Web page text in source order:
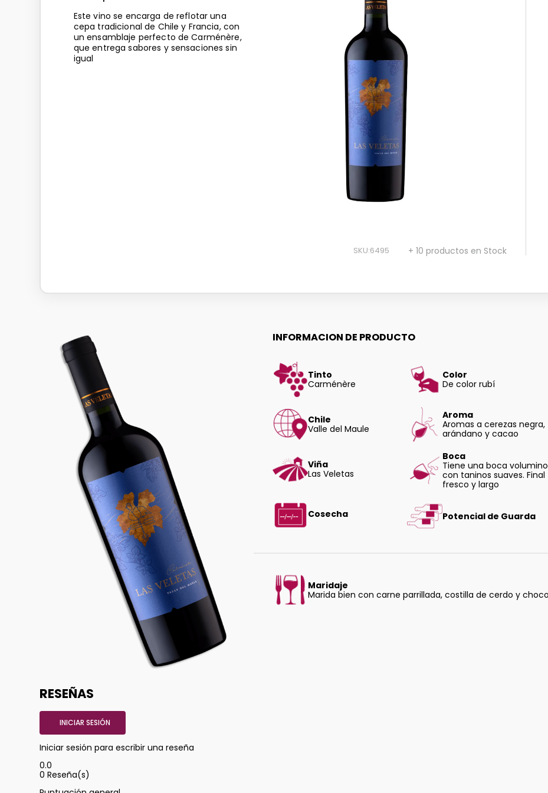
Este vino se encarga de reflotar una
cepa tradicional de Chile y Francia, con
un ensamblaje perfecto de Carménère,
que entrega sabores y sensaciones sin
igual
SKU:6495 + 10 productos en Stock
INFORMACION DE PRODUCTO
Tinto
Carménère
Chile
Valle del Maule
Viña
Las Veletas
Cosecha
Color
De color rubí
Aroma
Aromas a cerezas negra,
arándano y cacao
Boca
Tiene una boca
con taninos suaves. Final
fresco y largo
Potencial de Guarda
Maridaje
Marida bien con carne parrillada, costilla de cerdo y
RESEÑAS
INICIAR SESIÓN
Iniciar sesión para escribir una reseña
0.0
0 Reseña(s)
reserva